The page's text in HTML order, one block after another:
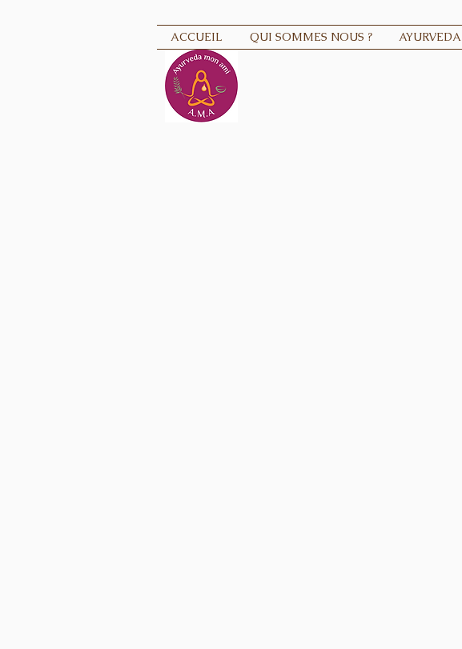
ACCUEIL QUI SOMMES NOUS ? AYURVEDA